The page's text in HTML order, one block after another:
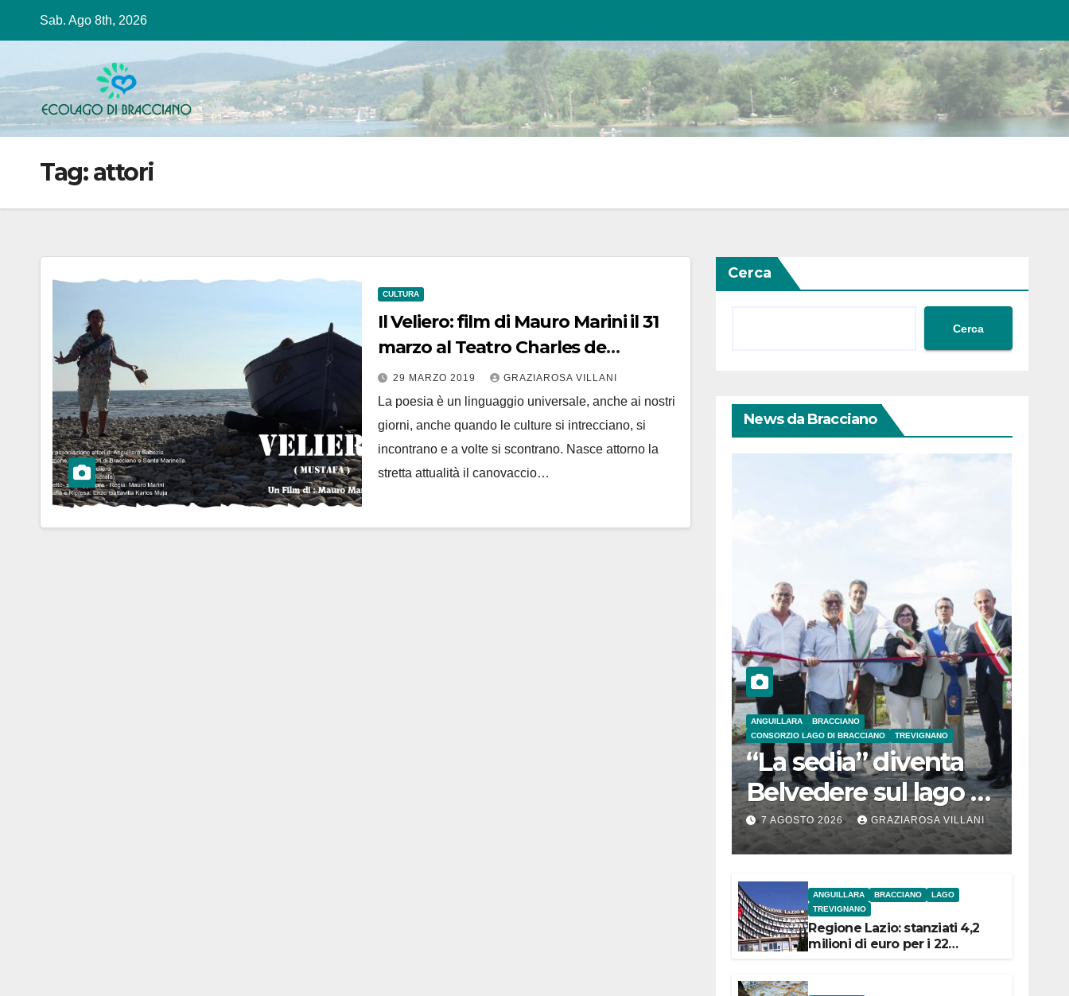
Sab. Ago 8th, 2026
Tag:attori
CULTURA
Il Veliero: film di Mauro Marini il 31
marzo al Teatro Charles de
Foucault di Bracciano
29 MARZO 2019 GRAZIAROSA VILLANI
La poesia è un linguaggio universale, anche ai nostri
giorni, anche quando le culture si intrecciano, si
incontrano e a volte si scontrano. Nasce attorno la
stretta attualità il canovaccio…
Cerca
Cerca
News da Bracciano
ANGUILLARA
BRACCIANO
CONSORZIO LAGO DI BRACCIANO
TREVIGNANO
“La sedia” diventa
Belvedere sul lago di
Bracciano: ieri
l’inaugurazione
7 AGOSTO 2026 GRAZIAROSA VILLANI
ANGUILLARA BRACCIANO
LAGO
TREVIGNANO
Regione Lazio: stanziati 4,2
milioni di euro per i 22